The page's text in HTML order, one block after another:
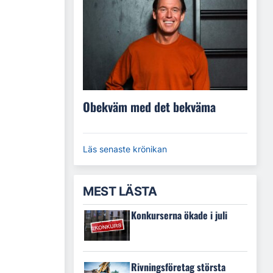
Obekväm med det bekväma
Läs senaste krönikan
MEST LÄSTA
Konkurserna ökade i juli
Rivningsföretag största